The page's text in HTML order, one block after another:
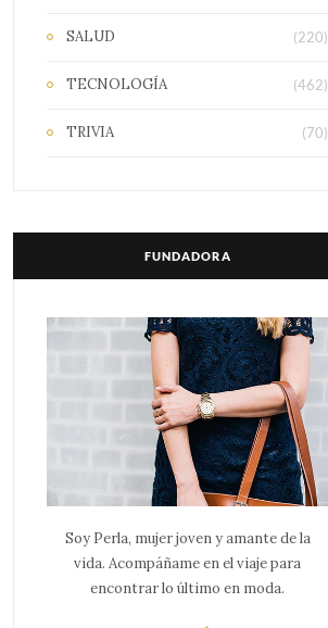
SALUD (220)
TECNOLOGÍA (462)
TRIVIA (70)
FUNDADORA
Soy Perla, mujer joven y amante de la
vida. Acompáñame en el viaje para
encontrar lo último en moda.